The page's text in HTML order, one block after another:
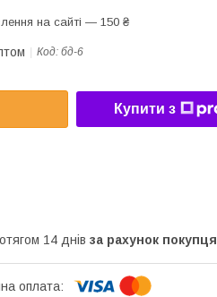
на сайті — 150 ₴
Код: бд-6
Купити з
14 днів за рахунок покупця